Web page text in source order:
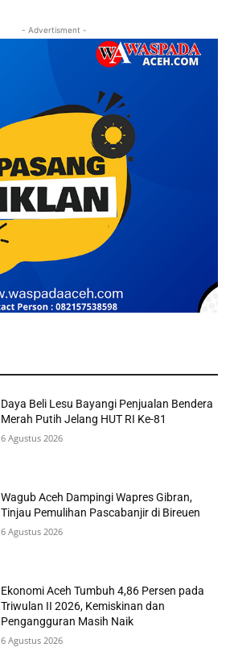
- Advertisment -
Daya Beli Lesu Bayangi Penjualan Bendera
Merah Putih Jelang HUT RI Ke-81
6 Agustus 2026
Wagub Aceh Dampingi Wapres Gibran,
Tinjau Pemulihan Pascabanjir di Bireuen
6 Agustus 2026
Ekonomi Aceh Tumbuh 4,86 Persen pada
Triwulan II 2026, Kemiskinan dan
Pengangguran Masih Naik
6 Agustus 2026